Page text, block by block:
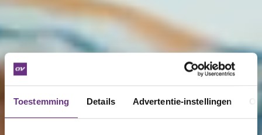
Toestemming Details Advertentie-instellingen